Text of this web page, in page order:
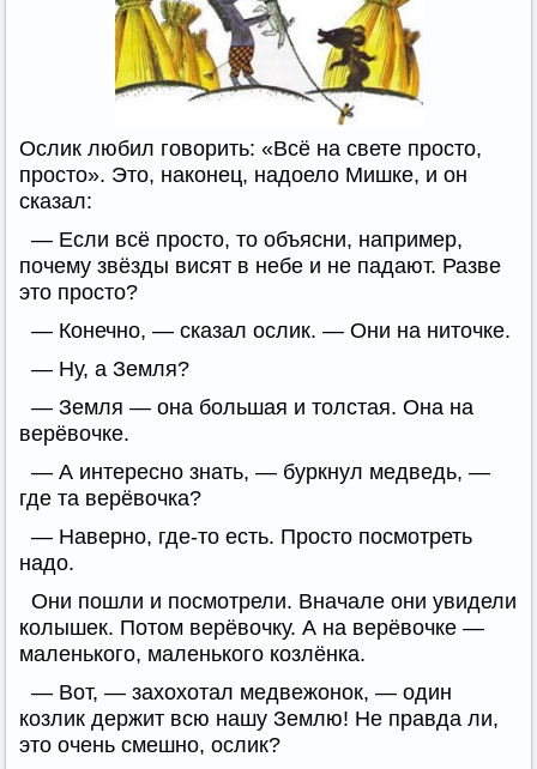
Ослик любил говорить: «Всё на свете просто,
просто». Это, наконец, надоело Мишке, и он
сказал:
— Если всё просто, то объясни, например,
почему звёзды висят в небе и не падают. Разве
это просто?
— Конечно, — сказал ослик. — Они на ниточке.
— Ну, а Земля?
— Земля — она большая и толстая. Она на
верёвочке.
— А интересно знать, — буркнул медведь, —
где та верёвочка?
— Наверно, где-то есть. Просто посмотреть
надо.
Они пошли и посмотрели. Вначале они увидели
колышек. Потом верёвочку. А на верёвочке —
маленького, маленького козлёнка.
— Вот, — захохотал медвежонок, — один
козлик держит всю нашу Землю! Не правда ли,
это очень смешно, ослик?